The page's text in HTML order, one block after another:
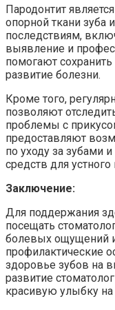
Пародонтит
опорной ткани
последствиям,
выявление и
помогают
развитие болезни.
Кроме того,
позволяют
проблемы с
предоставляют
по уходу за зубами
средств для устного
Заключение:
Для поддержания
посещать
болевых ощущений
профилактические
здоровье зубов на
развитие
красивую улыбку